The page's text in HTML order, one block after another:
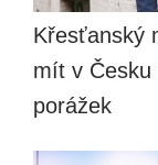
Křesťanský
mít v Česku
porážek